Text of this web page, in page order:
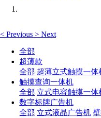
< Previous > Next
全部
超薄款
全部 超薄立式触摸一体
触摸查询一体机
全部 立式电容触摸一体
数字标牌广告机
全部 立式液晶广告机